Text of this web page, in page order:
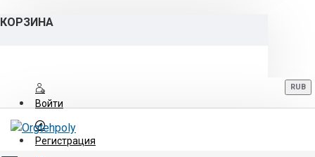
КОРЗИНА
Войти
Регистрация
RUB